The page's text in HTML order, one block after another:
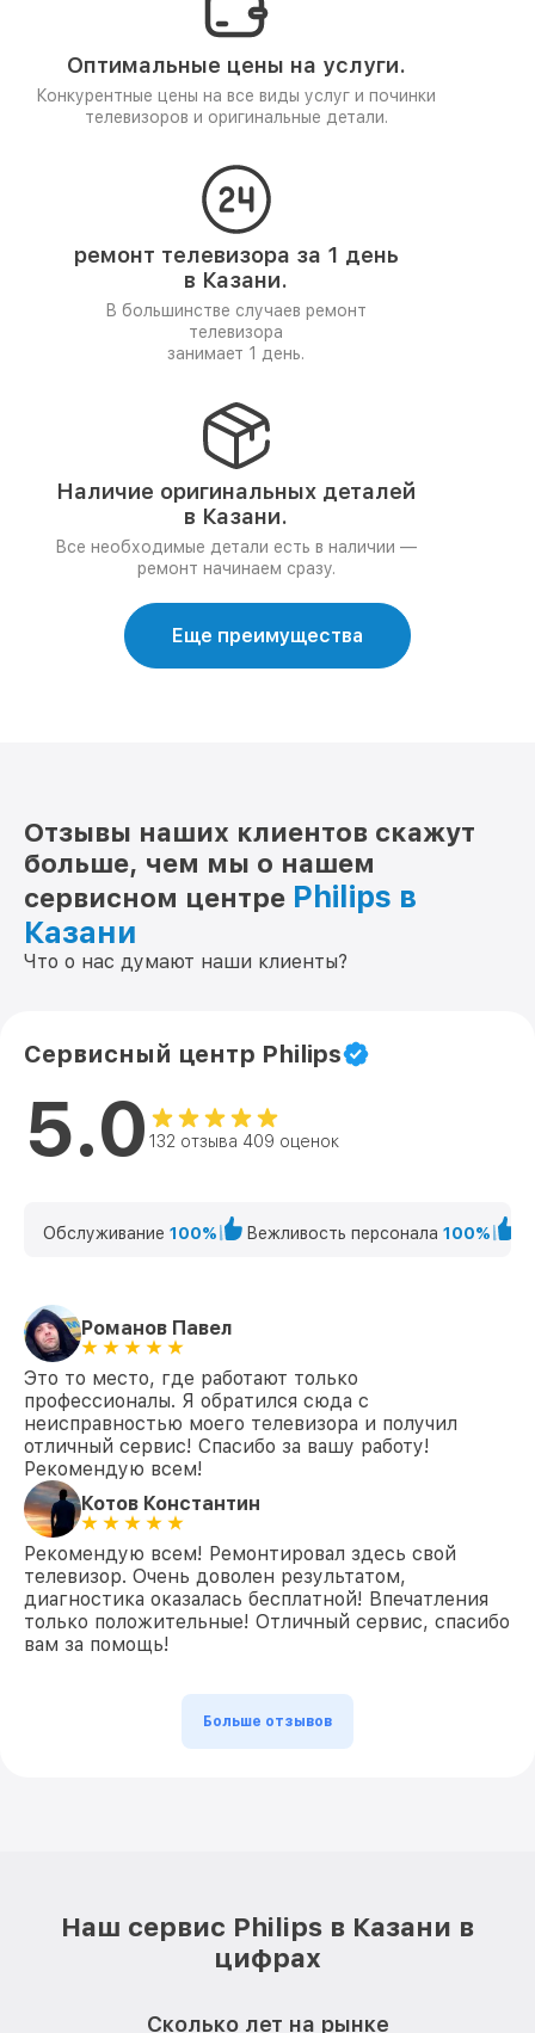
Оптимальные цены на услуги.
Конкурентные цены на все виды услуг и починки
телевизоров и оригинальные детали.
ремонт телевизора за 1 день
в Казани.
В большинстве случаев ремонт
телевизора
занимает 1 день.
Наличие оригинальных деталей
в Казани.
Все необходимые детали есть в наличии —
ремонт начинаем сразу.
Еще преимущества
Отзывы наших клиентов скажут
больше, чем мы о нашем
сервисном центре Philips в
Казани
Что о нас думают наши клиенты?
Сервисный центр Philips
5.0 132 отзыва 409 оценок
Обслуживание 100% Вежливость персонала 100%
Романов Павел
Это то место, где работают только
профессионалы. Я обратился сюда с
неисправностью моего телевизора и получил
отличный сервис! Спасибо за вашу работу!
Рекомендую всем!
Котов Константин
Рекомендую всем! Ремонтировал здесь свой
телевизор. Очень доволен результатом,
диагностика оказалась бесплатной! Впечатления
только положительные! Отличный сервис, спасибо
вам за помощь!
Больше отзывов
Наш сервис Philips в Казани в
цифрах
Сколько лет на рынке